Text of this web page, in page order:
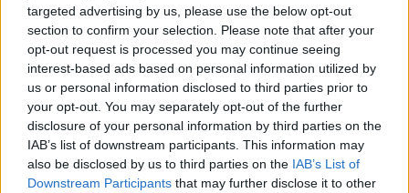
targeted advertising by us, please use the below opt-out
section to confirm your selection. Please note that after your
opt-out request is processed you may continue seeing
interest-based ads based on personal information utilized by
us or personal information disclosed to third parties prior to
your opt-out. You may separately opt-out of the further
disclosure of your personal information by third parties on the
IAB’s list of downstream participants. This information may
also be disclosed by us to third parties on the IAB’s List of
Downstream Participants that may further disclose it to other
07:52
Σεισμός 5,8 βαθμών στις δυτικές Φιλιππίνες
07:45
Φωτιά τα ξημερώματα στη Σητεία - Η δεύτερη μέσα σε
ένα 24ωρο
07:37
Σαουδική Αραβία, Τουρκία και Πακιστάν υπογράφουν
αμυντική συμφωνία